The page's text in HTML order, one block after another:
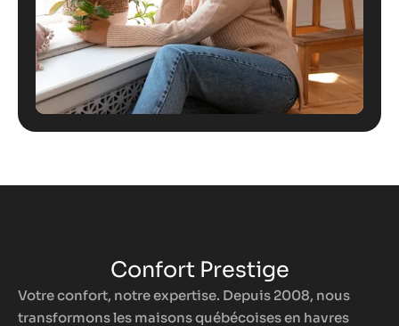
Confort Prestige
Votre confort, notre expertise. Depuis 2008, nous
transformons les maisons québécoises en havres